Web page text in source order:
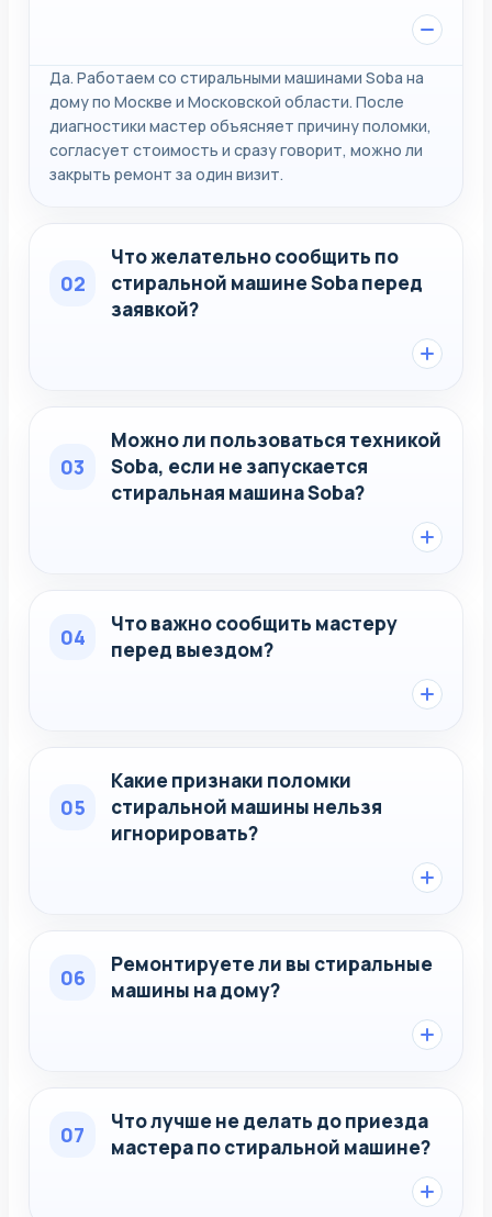
Да. Работаем со стиральными машинами Soba на
дому по Москве и Московской области. После
диагностики мастер объясняет причину поломки,
согласует стоимость и сразу говорит, можно ли
закрыть ремонт за один визит.
02
Что желательно сообщить по
стиральной машине Soba перед
заявкой?
03
Можно ли пользоваться техникой
Soba, если не запускается
стиральная машина Soba?
04
Что важно сообщить мастеру
перед выездом?
05
Какие признаки поломки
стиральной машины нельзя
игнорировать?
06
Ремонтируете ли вы стиральные
машины на дому?
07
Что лучше не делать до приезда
мастера по стиральной машине?